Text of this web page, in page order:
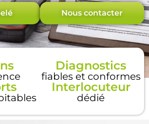
Nous contacter
Diagnostics
fiables et conformes
Interlocuteur
dédié